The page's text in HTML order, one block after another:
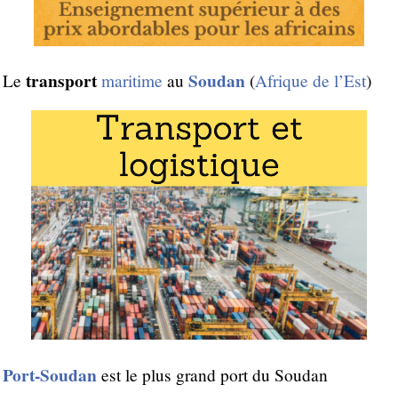
Le transport maritime au Soudan (Afrique de l’Est)
Port-Soudan est le plus grand port du Soudan